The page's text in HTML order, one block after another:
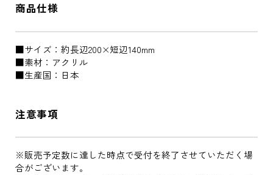
商品仕様
■サイズ：約長辺200×短辺140mm
■素材：アクリル
■生産国：日本
注意事項
※販売予定数に達した時点で受付を終了させていただく場
合がございます。